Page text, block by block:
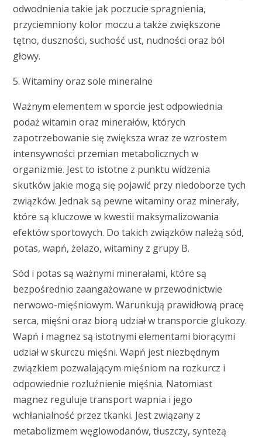
odwodnienia takie jak poczucie spragnienia,
przyciemniony kolor moczu a także zwiększone
tętno, duszności, suchość ust, nudności oraz ból
głowy.
5. Witaminy oraz sole mineralne
Ważnym elementem w sporcie jest odpowiednia
podaż witamin oraz minerałów, których
zapotrzebowanie się zwiększa wraz ze wzrostem
intensywności przemian metabolicznych w
organizmie. Jest to istotne z punktu widzenia
skutków jakie mogą się pojawić przy niedoborze tych
związków. Jednak są pewne witaminy oraz minerały,
które są kluczowe w kwestii maksymalizowania
efektów sportowych. Do takich związków należą sód,
potas, wapń, żelazo, witaminy z grupy B.
Sód i potas są ważnymi minerałami, które są
bezpośrednio zaangażowane w przewodnictwie
nerwowo-mięśniowym. Warunkują prawidłową pracę
serca, mięśni oraz biorą udział w transporcie glukozy.
Wapń i magnez są istotnymi elementami biorącymi
udział w skurczu mięśni. Wapń jest niezbędnym
związkiem pozwalającym mięśniom na rozkurcz i
odpowiednie rozluźnienie mięśnia. Natomiast
magnez reguluje transport wapnia i jego
wchłanialność przez tkanki. Jest związany z
metabolizmem węglowodanów, tłuszczy, syntezą